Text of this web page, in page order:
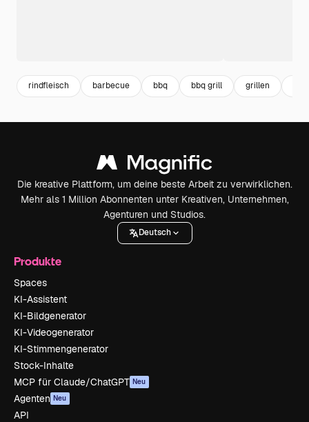
rindfleisch barbecue bbq bbq grill grillen
Die kreative Plattform, um deine beste Arbeit zu verwirklichen.
Mehr als 1 Million Abonnenten unter Kreativen, Unternehmen,
Agenturen und Studios.
Deutsch
Produkte
Spaces
KI-Assistent
KI-Bildgenerator
KI-Videogenerator
KI-Stimmengenerator
Stock-Inhalte
MCP für Claude/ChatGPT Neu
Agenten Neu
API